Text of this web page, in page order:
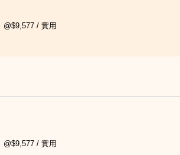
@$9,577 / 實用
@$9,577 / 實用